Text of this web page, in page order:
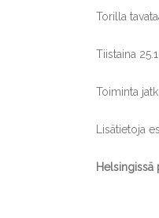
Torilla
Tiistaina
Toiminta
Lisätietoja
Helsingissä